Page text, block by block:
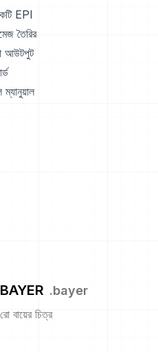
EPI
তৈরির
আউটপুট
BAYER .bayer
রো বায়ের চিত্র